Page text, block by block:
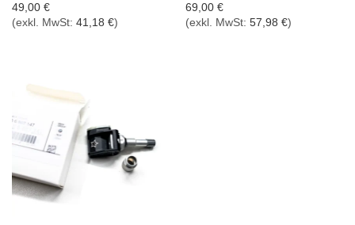
49,00 €
(exkl. MwSt: 41,18 €)
69,00 €
(exkl. MwSt: 57,98 €)